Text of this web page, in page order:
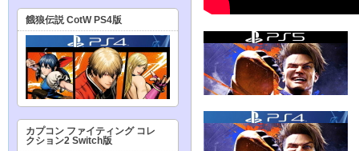
餓狼伝説 CotW PS4版
カプコン ファイティング コレ
クション2 Switch版